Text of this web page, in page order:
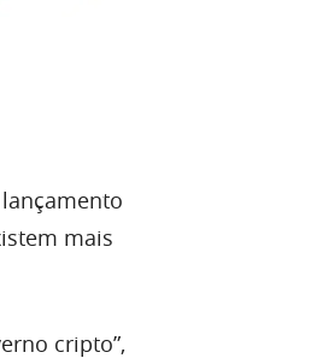
mais
cripto”,